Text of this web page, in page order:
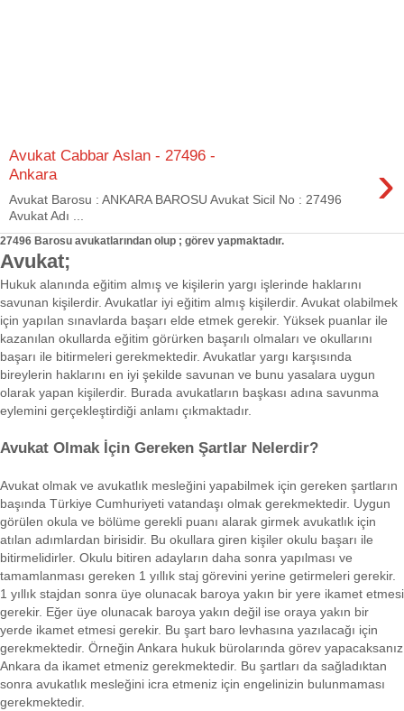
Avukat Cabbar Aslan - 27496 -
Ankara
›
Avukat Barosu : ANKARA BAROSU Avukat Sicil No : 27496
Avukat Adı ...
27496 Barosu avukatlarından olup ; görev yapmaktadır.
Avukat;
Hukuk alanında eğitim almış ve kişilerin yargı işlerinde haklarını
savunan kişilerdir. Avukatlar iyi eğitim almış kişilerdir. Avukat olabilmek
için yapılan sınavlarda başarı elde etmek gerekir. Yüksek puanlar ile
kazanılan okullarda eğitim görürken başarılı olmaları ve okullarını
başarı ile bitirmeleri gerekmektedir. Avukatlar yargı karşısında
bireylerin haklarını en iyi şekilde savunan ve bunu yasalara uygun
olarak yapan kişilerdir. Burada avukatların başkası adına savunma
eylemini gerçekleştirdiği anlamı çıkmaktadır.
Avukat Olmak İçin Gereken Şartlar Nelerdir?
Avukat olmak ve avukatlık mesleğini yapabilmek için gereken şartların
başında Türkiye Cumhuriyeti vatandaşı olmak gerekmektedir. Uygun
görülen okula ve bölüme gerekli puanı alarak girmek avukatlık için
atılan adımlardan birisidir. Bu okullara giren kişiler okulu başarı ile
bitirmelidirler. Okulu bitiren adayların daha sonra yapılması ve
tamamlanması gereken 1 yıllık staj görevini yerine getirmeleri gerekir.
1 yıllık stajdan sonra üye olunacak baroya yakın bir yere ikamet etmesi
gerekir. Eğer üye olunacak baroya yakın değil ise oraya yakın bir
yerde ikamet etmesi gerekir. Bu şart baro levhasına yazılacağı için
gerekmektedir. Örneğin Ankara hukuk bürolarında görev yapacaksanız
Ankara da ikamet etmeniz gerekmektedir. Bu şartları da sağladıktan
sonra avukatlık mesleğini icra etmeniz için engelinizin bulunmaması
gerekmektedir.